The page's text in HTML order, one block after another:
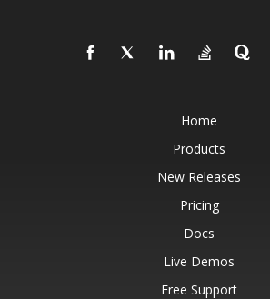
Home
Products
New Releases
Pricing
Docs
Live Demos
Free Support